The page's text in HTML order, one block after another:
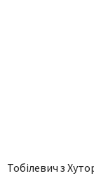
Тобілевич з